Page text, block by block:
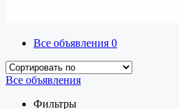
Все объявления 0
Все объявления
Фильтры